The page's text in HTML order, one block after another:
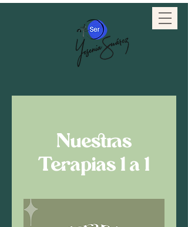
Nuestras
Terapias 1 a 1